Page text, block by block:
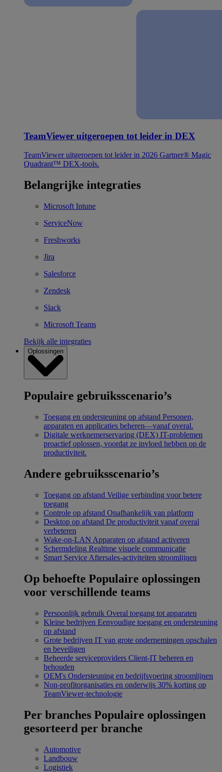
TeamViewer uitgeroepen tot leider in DEX
TeamViewer uitgeroepen tot leider in 2026 Gartner® Magic
Quadrant™ DEX-tools.
Belangrijke integraties
Microsoft Intune
ServiceNow
Freshworks
Jira
Salesforce
Zendesk
Slack
Microsoft Teams
Bekijk alle integraties
Oplossingen
Populaire gebruiksscenario’s
Toegang en ondersteuning op afstand Personen,
apparaten en applicaties beheren—vanaf overal.
Digitale werknemerservaring (DEX) IT-problemen
proactief oplossen, voordat ze invloed hebben op de
productiviteit.
Andere gebruiksscenario’s
Toegang op afstand Veilige verbinding voor betere
toegang
Controle op afstand Onafhankelijk van platform
Desktop op afstand De productiviteit vanaf overal
verbeteren
Wake-on-LAN Apparaten op afstand activeren
Schermdeling Realtime visuele communicatie
Smart Service Aftersales-activiteiten stroomlijnen
Op behoefte Populaire oplossingen
voor verschillende teams
Persoonlijk gebruik Overal toegang tot apparaten
Kleine bedrijven Eenvoudige toegang en ondersteuning
op afstand
Grote bedrijven IT van grote ondernemingen opschalen
en beveiligen
Beheerde serviceproviders Client-IT beheren en
behouden
OEM's Ondersteuning en bedrijfsvoering stroomlijnen
Non-profitorganisaties en onderwijs 30% korting op
TeamViewer-technologie
Per branches Populaire oplossingen
gesorteerd per branche
Automotive
Landbouw
Logistiek